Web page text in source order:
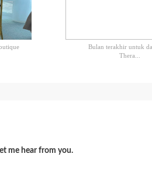
Bulan terakhir untuk
Thera...
me hear from you.